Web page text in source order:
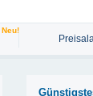
Neu!